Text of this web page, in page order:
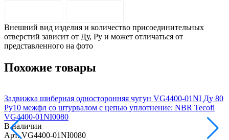
Внешний вид изделия и количество присоединительных
отверстий зависит от Ду, Pу и может отличаться от
представленного на фото
Похожие товары
Задвижка шиберная односторонняя чугун VG4400-01NI Ду 80
Ру10 межфл со штурвалом с цепью уплотнение: NBR Tecofi
VG4400-01NI0080
В наличии
Арт. VG4400-01NI0080